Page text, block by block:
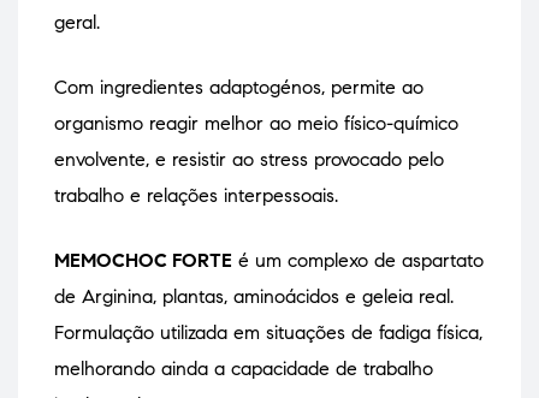
geral.
Com ingredientes adaptogénos, permite ao
organismo reagir melhor ao meio físico-químico
envolvente, e resistir ao stress provocado pelo
trabalho e relações interpessoais.
MEMOCHOC FORTE é um complexo de aspartato
de Arginina, plantas, aminoácidos e geleia real.
Formulação utilizada em situações de fadiga física,
melhorando ainda a capacidade de trabalho